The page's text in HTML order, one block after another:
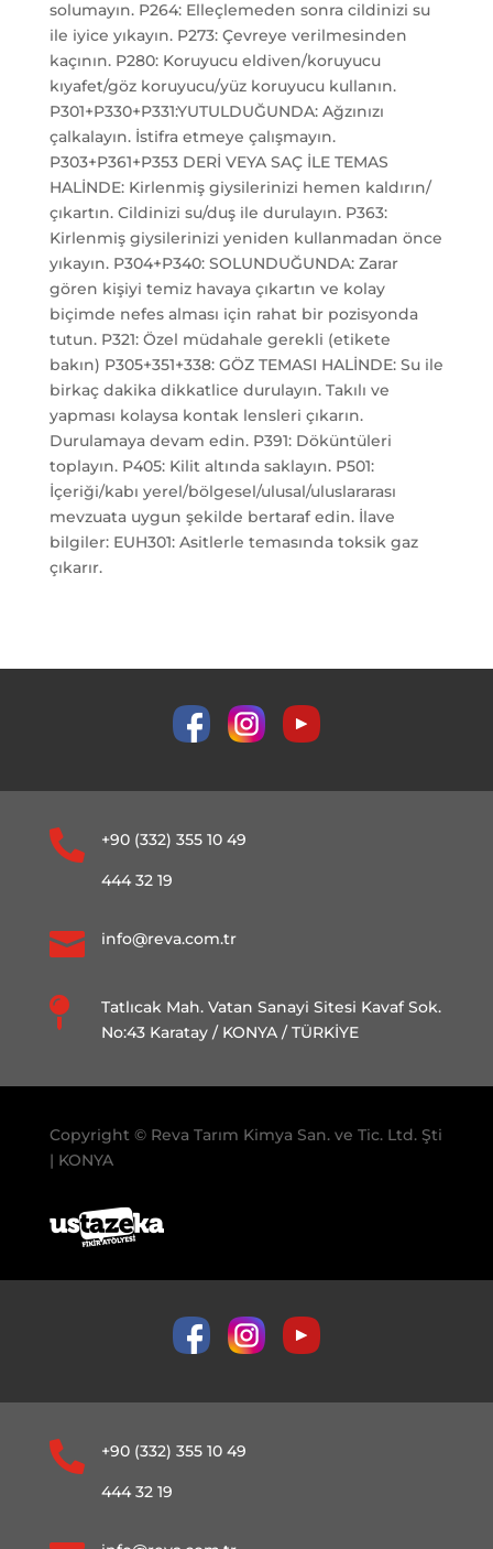
solumayın. P264: Elleçlemeden sonra cildinizi su
ile iyice yıkayın. P273: Çevreye verilmesinden
kaçının. P280: Koruyucu eldiven/koruyucu
kıyafet/göz koruyucu/yüz koruyucu kullanın.
P301+P330+P331:YUTULDUĞUNDA: Ağzınızı
çalkalayın. İstifra etmeye çalışmayın.
P303+P361+P353 DERİ VEYA SAÇ İLE TEMAS
HALİNDE: Kirlenmiş giysilerinizi hemen kaldırın/
çıkartın. Cildinizi su/duş ile durulayın. P363:
Kirlenmiş giysilerinizi yeniden kullanmadan önce
yıkayın. P304+P340: SOLUNDUĞUNDA: Zarar
gören kişiyi temiz havaya çıkartın ve kolay
biçimde nefes alması için rahat bir pozisyonda
tutun. P321: Özel müdahale gerekli (etikete
bakın) P305+351+338: GÖZ TEMASI HALİNDE: Su ile
birkaç dakika dikkatlice durulayın. Takılı ve
yapması kolaysa kontak lensleri çıkarın.
Durulamaya devam edin. P391: Döküntüleri
toplayın. P405: Kilit altında saklayın. P501:
İçeriği/kabı yerel/bölgesel/ulusal/uluslararası
mevzuata uygun şekilde bertaraf edin. İlave
bilgiler: EUH301: Asitlerle temasında toksik gaz
çıkarır.
 +90 (332) 355 10 49
444 32 19
 info@reva.com.tr

Tatlıcak Mah. Vatan Sanayi Sitesi Kavaf Sok.
No:43 Karatay / KONYA / TÜRKİYE
Copyright © Reva Tarım Kimya San. ve Tic. Ltd. Şti
| KONYA
 +90 (332) 355 10 49
444 32 19